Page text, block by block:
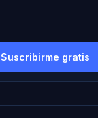
Suscribirme gratis